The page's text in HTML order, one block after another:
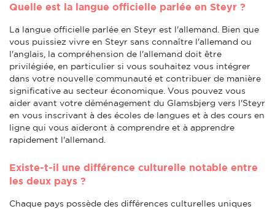
Quelle est la langue officielle parlée en Steyr ?
La langue officielle parlée en Steyr est l'allemand. Bien que
vous puissiez vivre en Steyr sans connaître l'allemand ou
l'anglais, la compréhension de l'allemand doit être
privilégiée, en particulier si vous souhaitez vous intégrer
dans votre nouvelle communauté et contribuer de manière
significative au secteur économique. Vous pouvez vous
aider avant votre déménagement du Glamsbjerg vers l'Steyr
en vous inscrivant à des écoles de langues et à des cours en
ligne qui vous aideront à comprendre et à apprendre
rapidement l'allemand.
Existe-t-il une différence culturelle notable entre
les deux pays ?
Chaque pays possède des différences culturelles uniques